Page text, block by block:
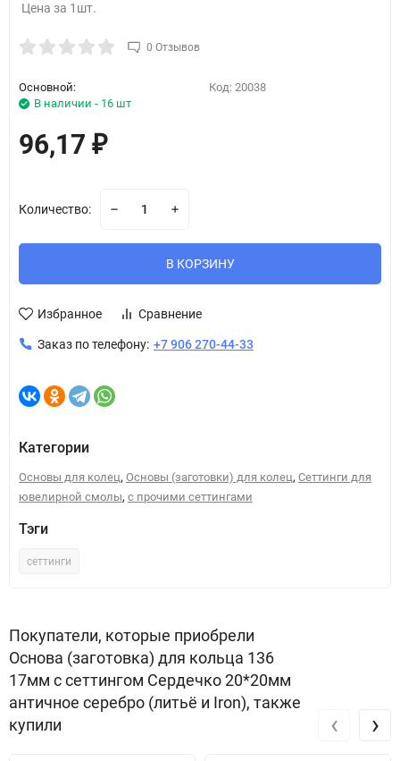
Цена за 1шт.
0 Отзывов
Основной:
В наличии - 16 шт
Код: 20038
96,17 ₽
Количество:
В КОРЗИНУ
Избранное Сравнение
Заказ по телефону: +7 906 270-44-33
Категории
Основы для колец, Основы (заготовки) для колец, Сеттинги для
ювелирной смолы, с прочими сеттингами
Тэги
сеттинги
Покупатели, которые приобрели
Основа (заготовка) для кольца 136
17мм с сеттингом Сердечко 20*20мм
античное серебро (литьё и Iron), также
купили
‹ ›